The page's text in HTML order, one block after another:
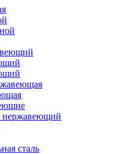
нержавеющий
сталь